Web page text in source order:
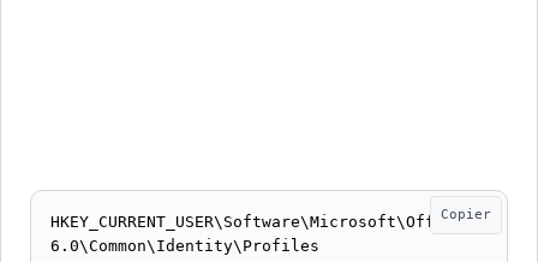
Copier
HKEY_CURRENT_USER\Software\Microsoft\Office\1
6.0\Common\Identity\Profiles